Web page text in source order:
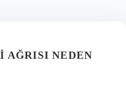
AĞRISI NEDEN